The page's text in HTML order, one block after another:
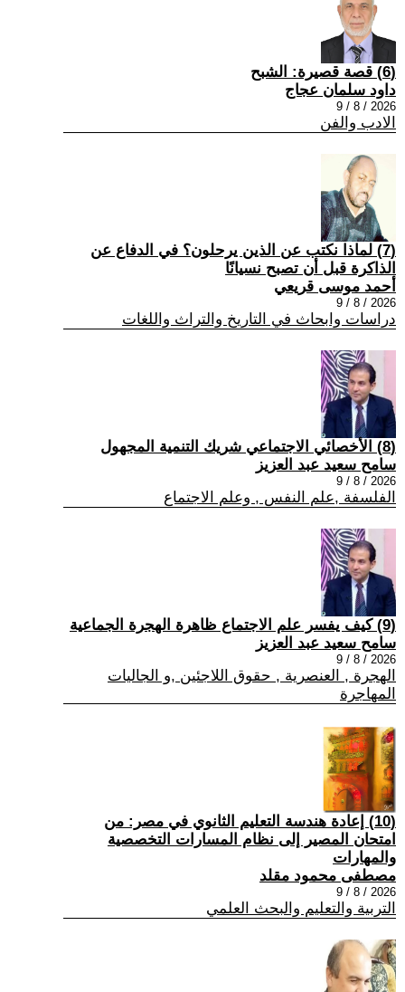
(6) قصة قصيرة: الشبح
داود سلمان عجاج
2026 / 8 / 9
الادب والفن
(7) لماذا نكتب عن الذين يرحلون؟ في الدفاع عن
الذاكرة قبل أن تصبح نسيانًا
أحمد موسى قريعي
2026 / 8 / 9
دراسات وابحاث في التاريخ والتراث واللغات
(8) الأخصائي الاجتماعي شريك التنمية المجهول
سامح سعيد عبد العزيز
2026 / 8 / 9
الفلسفة ,علم النفس , وعلم الاجتماع
(9) كيف يفسر علم الاجتماع ظاهرة الهجرة الجماعية
سامح سعيد عبد العزيز
2026 / 8 / 9
الهجرة , العنصرية , حقوق اللاجئين ,و الجاليات
المهاجرة
(10) إعادة هندسة التعليم الثانوي في مصر: من
امتحان المصير إلى نظام المسارات التخصصية
والمهارات
مصطفى محمود مقلد
2026 / 8 / 9
التربية والتعليم والبحث العلمي